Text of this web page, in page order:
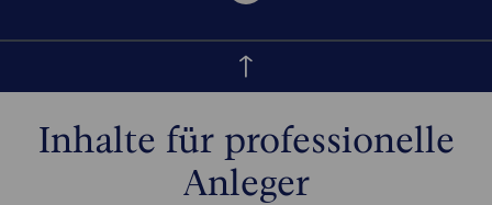
Inhalte für professionelle
Anleger